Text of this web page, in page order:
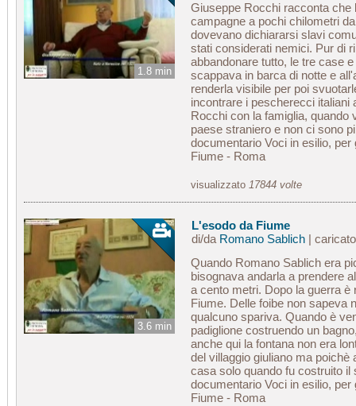
1.8 min
Giuseppe Rocchi racconta
campagne a pochi chilometri
dovevano dichiararsi slavi
stati considerati nemici. Pur di
abbandonare tutto, le tre case
scappava in barca di notte e
renderla visibile per poi
incontrare i pescherecci
Rocchi con la famiglia, quando
paese straniero e non ci sono
documentario Voci in esilio,
Fiume - Roma
visualizzato 17844 volte
3.6 min
L'esodo da Fiume
di/da Romano Sablich|
Quando Romano Sablich era
bisognava andarla a prendere
a cento metri. Dopo la guerra è
Fiume. Delle foibe non sapeva
qualcuno spariva. Quando è
padiglione costruendo un
anche qui la fontana non era
del villaggio giuliano ma
casa solo quando fu costruito il
documentario Voci in esilio,
Fiume - Roma